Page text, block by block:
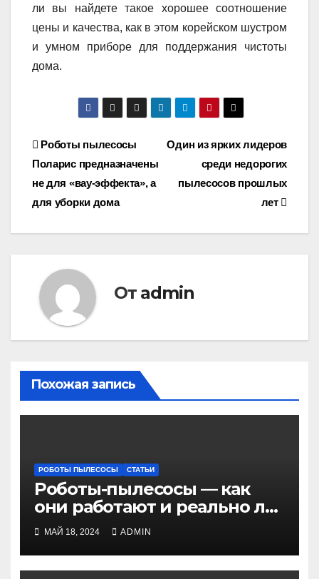
ли вы найдете такое хорошее соотношение
цены и качества, как в этом корейском шустром
и умном приборе для поддержания чистоты
дома.
Навигация
по
записям
Один из ярких лидеров
среди недорогих
пылесосов прошлых
лет
Роботы пылесосы
Поларис предназначены
не для «вау-эффекта», а
для уборки дома
От admin
Похожая запись
РОБОТЫ ПЫЛЕСОСЫ СТАТЬИ
Роботы-пылесосы — как
они работают и реально ли
полезны
МАЙ 18, 2024 ADMIN